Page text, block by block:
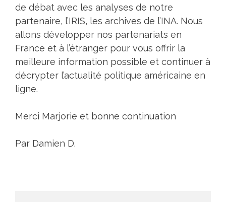
de débat avec les analyses de notre
partenaire, l’IRIS, les archives de l’INA. Nous
allons développer nos partenariats en
France et à l’étranger pour vous offrir la
meilleure information possible et continuer à
décrypter l’actualité politique américaine en
ligne.
Merci Marjorie et bonne continuation
Par Damien D.